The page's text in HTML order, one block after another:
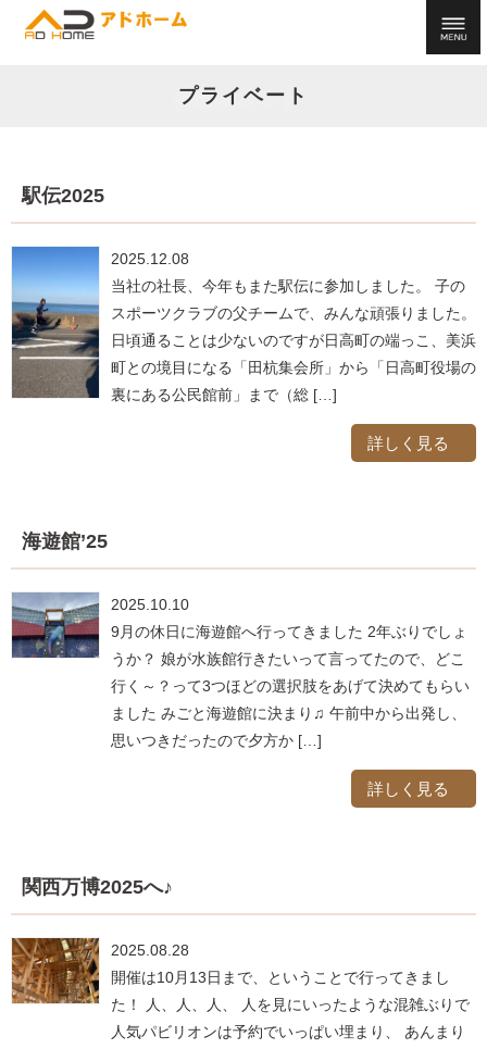
プライベート
駅伝2025
2025.12.08
当社の社長、今年もまた駅伝に参加しました。 子の
スポーツクラブの父チームで、みんな頑張りました。
日頃通ることは少ないのですが日高町の端っこ、美浜
町との境目になる「田杭集会所」から「日高町役場の
裏にある公民館前」まで（総 […]
詳しく見る
海遊館’25
2025.10.10
9月の休日に海遊館へ行ってきました 2年ぶりでしょ
うか？ 娘が水族館行きたいって言ってたので、どこ
行く～？って3つほどの選択肢をあげて決めてもらい
ました みごと海遊館に決まり♫ 午前中から出発し、
思いつきだったので夕方か […]
詳しく見る
関西万博2025へ♪
2025.08.28
開催は10月13日まで、ということで行ってきまし
た！ 人、人、人、 人を見にいったような混雑ぶりで
人気パビリオンは予約でいっぱい埋まり、 あんまり